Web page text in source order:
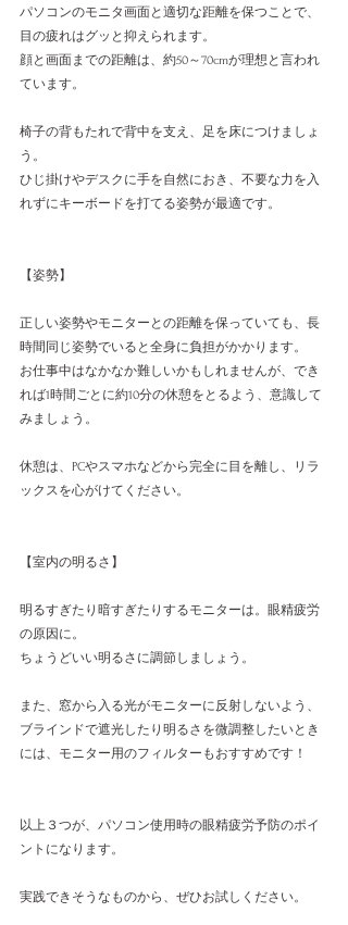
パソコンのモニタ画面と適切な距離を保つことで、
目の疲れはグッと抑えられます。
顔と画面までの距離は、約50～70cmが理想と言われ
ています。
椅子の背もたれで背中を支え、足を床につけましょ
う。
ひじ掛けやデスクに手を自然におき、不要な力を入
れずにキーボードを打てる姿勢が最適です。
【姿勢】
正しい姿勢やモニターとの距離を保っていても、長
時間同じ姿勢でいると全身に負担がかかります。
お仕事中はなかなか難しいかもしれませんが、でき
れば1時間ごとに約10分の休憩をとるよう、意識して
みましょう。
休憩は、PCやスマホなどから完全に目を離し、リラ
ックスを心がけてください。
【室内の明るさ】
明るすぎたり暗すぎたりするモニターは。眼精疲労
の原因に。
ちょうどいい明るさに調節しましょう。
また、窓から入る光がモニターに反射しないよう、
ブラインドで遮光したり明るさを微調整したいとき
には、モニター用のフィルターもおすすめです！
以上３つが、パソコン使用時の眼精疲労予防のポイ
ントになります。
実践できそうなものから、ぜひお試しください。